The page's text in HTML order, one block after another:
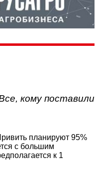
кому поставили
планируют 95%
с большим
к 1